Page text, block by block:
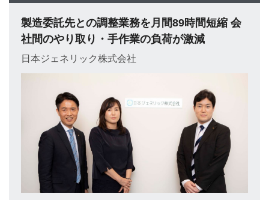
製造委託先との調整業務を月間89時間短縮 会
社間のやり取り・手作業の負荷が激減
日本ジェネリック株式会社